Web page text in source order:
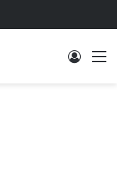
Log In